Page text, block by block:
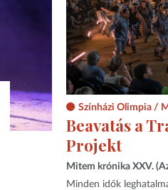
Színházi Olimpia /
Beavatás a
Projekt
Mitem krónika XXV.
Minden idők